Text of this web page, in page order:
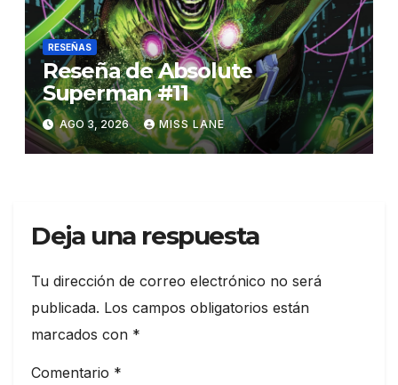
RESEÑAS
Reseña de Absolute
Superman #11
AGO 3, 2026 MISS LANE
Deja una respuesta
Tu dirección de correo electrónico no será
publicada. Los campos obligatorios están
marcados con *
Comentario *